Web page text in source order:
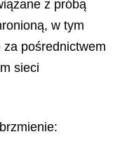
z próbą
w tym
pośrednictwem
sieci